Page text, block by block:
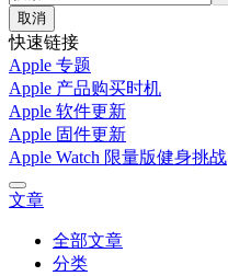
取消
快速链接
Apple 专题
Apple 产品购买时机
Apple 软件更新
Apple 固件更新
Apple Watch 限量版健身挑战
文章
全部文章
分类